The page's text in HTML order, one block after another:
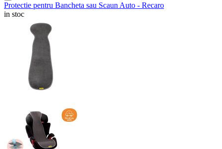
Protectie pentru Bancheta sau Scaun Auto - Recaro
in stoc